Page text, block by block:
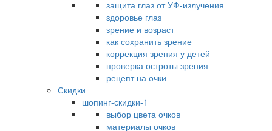
защита глаз от УФ-излучения
здоровье глаз
зрение и возраст
как сохранить зрение
коррекция зрения у детей
проверка остроты зрения
рецепт на очки
Скидки
шопинг-скидки-1
выбор цвета очков
материалы очков